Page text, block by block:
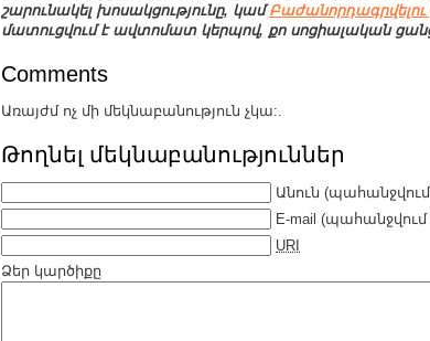
շարունակել խոսակցությունը, կամ
մատուցվում է ավտոմատ կերպով, քո սոցիալական
Comments
Առայժմ ոչ մի մեկնաբանություն չկա:.
Թողնել մեկնաբանություններ
Անուն (պահանջվում
E-mail (պահանջվում
URI
Ձեր կարծիքը